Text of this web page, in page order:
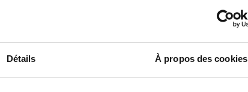
Détails Àproposdescookies